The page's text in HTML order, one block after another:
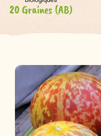
20 Graines (AB)